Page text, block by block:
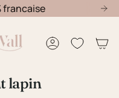
: -20% jusqu'au
francaise
Compte
lapin